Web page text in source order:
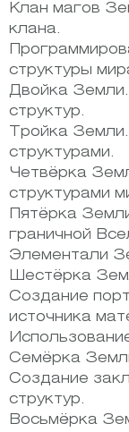
Клан магов
клана.
структуры
Двойка
структур.
Тройка
структурами.
Четвёрка
структурами
Пятёрка
граничной
Элементали
Шестёрка
Создание
источника
Семёрка
Создание
структур.
Восьмёрка